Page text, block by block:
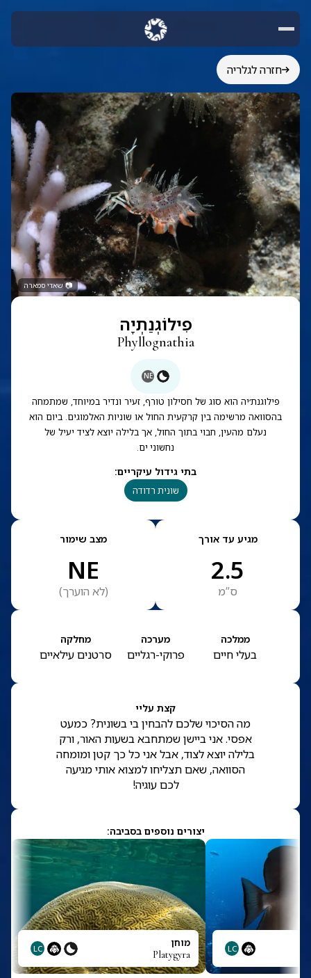
חזרה לגלריה
📷שאדי סמארה
פִילוֹגְנַתְיָה
Phyllognathia
NE
פילוגנת׳יה הוא סוג של חסילון טורף, זעיר ונדיר במיוחד, שמתמחה
בהסוואה מרשימה בין קרקעית החול או שוניות האלמוגים. ביום הוא
נעלם מהעין, חבוי בתוך החול, אך בלילה יוצא לציד יעיל של
נחשוני ים.
בתי גידול עיקריים:
שונית רדודה
מגיע עד אורך
2.5
ס”מ
מצב שימור
NE
(לא הוערך)
ממלכה
בעלי חיים
מערכה
פרוקי-רגליים
מחלקה
סרטנים עילאיים
קצת עליי
מה הסיכוי שלכם להבחין בי בשונית? כמעט
אפסי. אני ביישן שמתחבא בשעות האור, ורק
בלילה יוצא לצוד, אבל אני כל כך קטן ומומחה
הסוואה, שאם תצליחו למצוא אותי מגיעה
לכם עוגיה!
יצורים נוספים בסביבה:
LC מוחן
Platygyra
LC